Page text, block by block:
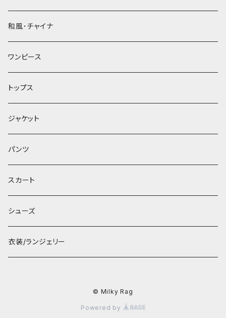
和風･チャイナ
ワンピース
トップス
ジャケット
パンツ
スカート
シューズ
衣装/ランジェリー
© Milky Rag
Powered by